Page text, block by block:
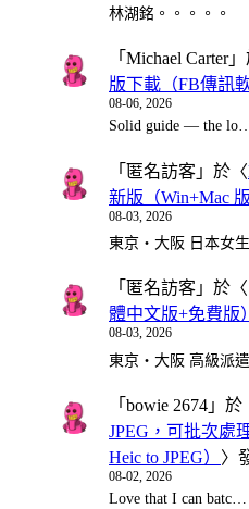
林湖銘。。。。。
「 Michael Carter」
版下載（FB傳訊軟
08-06, 2026
Solid guide — the
「 匿名訪客 」於〈
新版（Win+Mac 版
08-03, 2026
東京・大阪 日本女
「 匿名訪客 」於〈
體中文版+免費版）
08-03, 2026
東京・大阪 高級派
「 bowie 2674 」於
JPEG，可批次處
Heic to JPEG） 〉
08-02, 2026
Love that I can batc…